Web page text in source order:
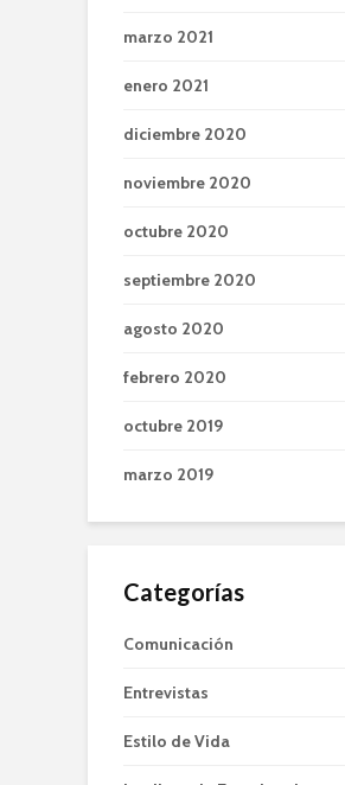
marzo 2021
enero 2021
diciembre 2020
noviembre 2020
octubre 2020
septiembre 2020
agosto 2020
febrero 2020
octubre 2019
marzo 2019
Categorías
Comunicación
Entrevistas
Estilo de Vida